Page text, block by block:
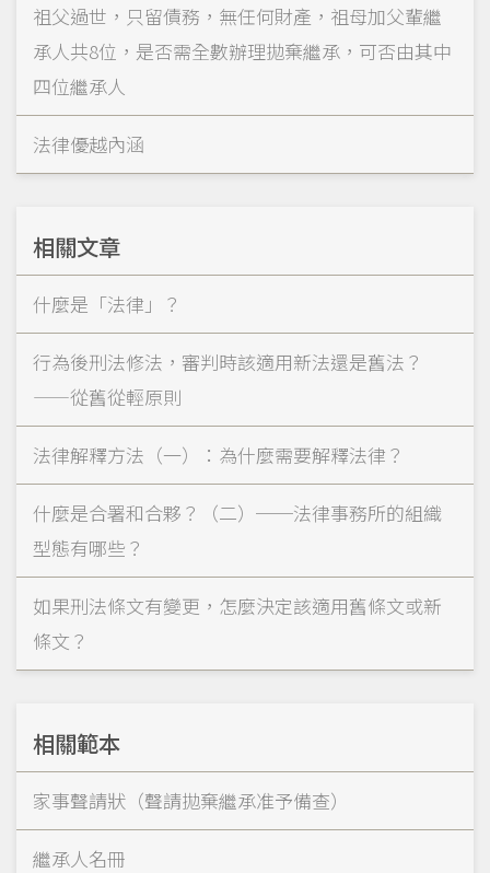
祖父過世，只留債務，無任何財產，祖母加父輩繼
承人共8位，是否需全數辦理拋棄繼承，可否由其中
四位繼承人
法律優越內涵
相關文章
什麼是「法律」？
行為後刑法修法，審判時該適用新法還是舊法？
——從舊從輕原則
法律解釋方法（一）：為什麼需要解釋法律？
什麼是合署和合夥？（二）──法律事務所的組織
型態有哪些？
如果刑法條文有變更，怎麼決定該適用舊條文或新
條文？
相關範本
家事聲請狀（聲請拋棄繼承准予備查）
繼承人名冊